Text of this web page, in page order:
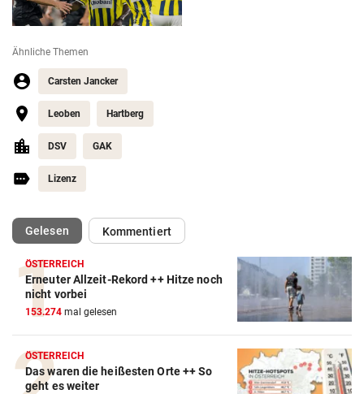
Ähnliche Themen
Carsten Jancker
Leoben Hartberg
DSV GAK
Lizenz
Gelesen(ausgewählt)Kommentiert
ÖSTERREICH
Erneuter Allzeit-Rekord ++ Hitze noch
nicht vorbei
153.274 mal gelesen
ÖSTERREICH
Das waren die heißesten Orte ++ So
geht es weiter